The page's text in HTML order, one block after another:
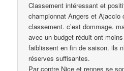
Classement intéressant et
championnat Angers et Ajaccio
classement. c’est dommage.
avec un budget réduit ont
faiblissent en fin de saison. ils
réserves suffisantes.
Par contre Nice et rennes se